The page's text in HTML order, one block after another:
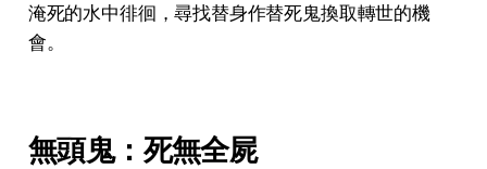
淹死的水中徘徊，尋找替身作替死鬼換取轉世的機
會。
無頭鬼：死無全屍